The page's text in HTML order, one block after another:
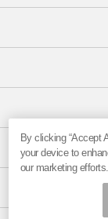
By clicking “Accept
your device to
our marketing